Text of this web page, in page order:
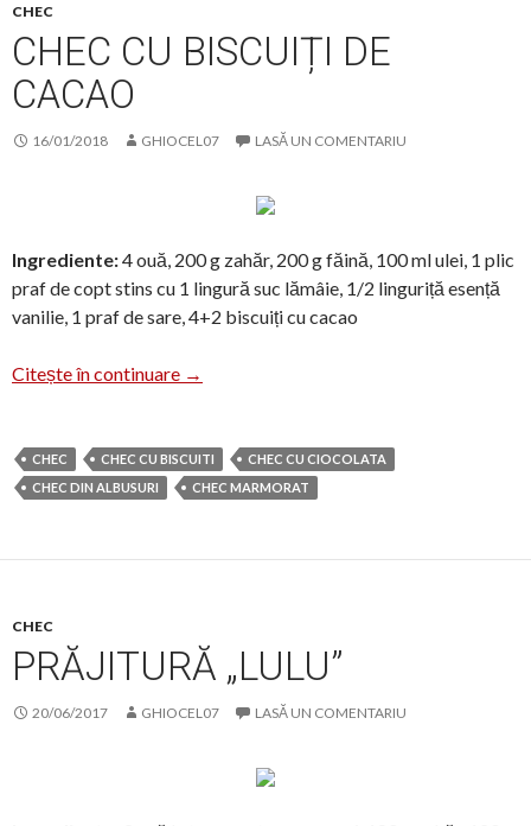
CHEC
CHEC CU BISCUIȚI DE
CACAO
16/01/2018 GHIOCEL07 LASĂ UN COMENTARIU
Ingrediente:4 ouă, 200 g zahăr, 200 g făină, 100 ml ulei, 1 plic
praf de copt stins cu 1 lingură suc lămâie, 1/2 linguriță esență
vanilie, 1 praf de sare, 4+2 biscuiți cu cacao
Citește în continuare Chec cu biscuiți de cacao
→
CHEC CHEC CU BISCUITI
CHEC CU CIOCOLATA
CHEC DIN ALBUSURI
CHEC MARMORAT
CHEC
PRĂJITURĂ „LULU”
20/06/2017 GHIOCEL07 LASĂ UN COMENTARIU